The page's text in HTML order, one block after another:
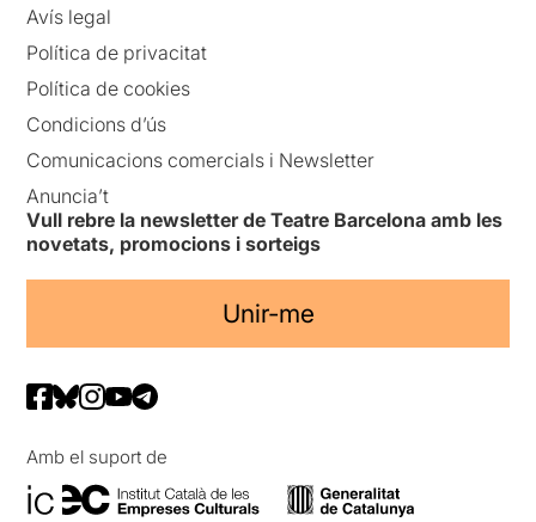
Avís legal
Política de privacitat
Política de cookies
Condicions d’ús
Comunicacions comercials i Newsletter
Anuncia’t
Vull rebre la newsletter de Teatre Barcelona amb les
novetats, promocions i sorteigs
Unir-me
Amb el suport de